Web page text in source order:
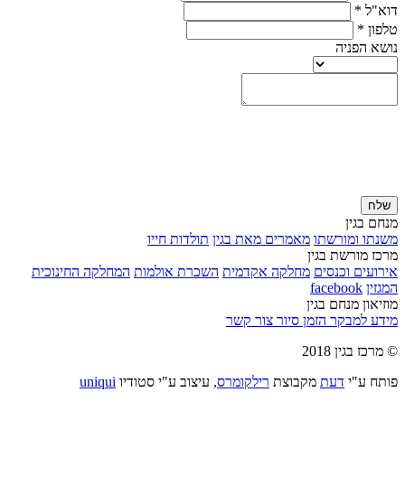
דוא"ל *
טלפון *
נושא הפניה
שלח
מנחם בגין
משנתו ומורשתו מאמרים מאת בגין תולדות חייו
מרכז מורשת בגין
אירועים וכנסים מחלקה אקדמית השכרת אולמות המחלקה החינוכית
המגזין facebook
מוזיאון מנחם בגין
מידע למבקר הזמן סיור צור קשר
© מרכז בגין 2018
פותח ע"י דעת מקבוצת רילקומרס, עיצוב ע"י סטודיו uniqui